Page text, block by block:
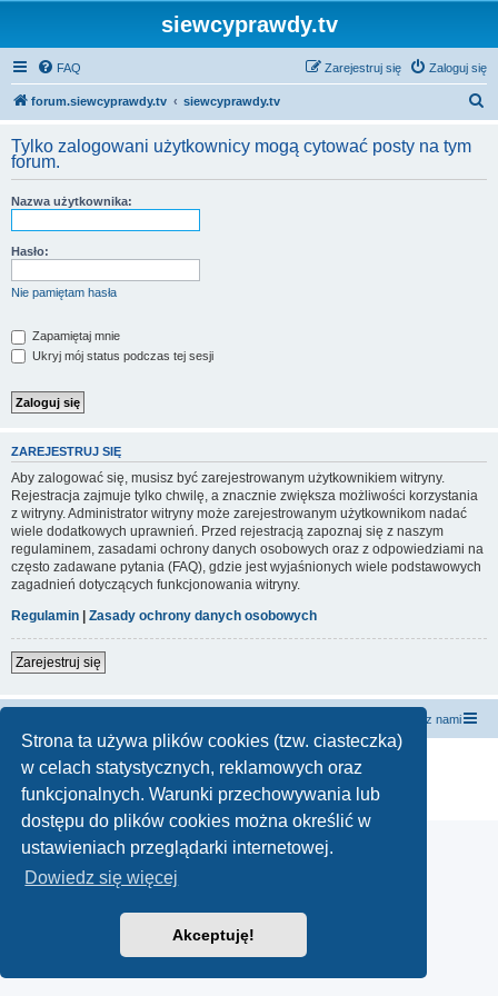
Strona ta używa plików cookies (tzw. ciasteczka)
w celach statystycznych, reklamowych oraz
funkcjonalnych. Warunki przechowywania lub
dostępu do plików cookies można określić w
ustawieniach przeglądarki internetowej.
Dowiedz się więcej
Akceptuję!
siewcyprawdy.tv
FAQ Zaloguj się
Zarejestruj się
forum.siewcyprawdy.tv siewcyprawdy.tv
k
Tylko zalogowani użytkownicy mogą cytować posty na tym
forum.
Nazwa użytkownika:
Hasło:
Nie pamiętam hasła
Zapamiętaj mnie
Ukryj mój status podczas tej sesji
ZAREJESTRUJ SIĘ
Aby zalogować się, musisz być zarejestrowanym użytkownikiem witryny.
Rejestracja zajmuje tylko chwilę, a znacznie zwiększa możliwości korzystania
z witryny. Administrator witryny może zarejestrowanym użytkownikom nadać
wiele dodatkowych uprawnień. Przed rejestracją zapoznaj się z naszym
regulaminem, zasadami ochrony danych osobowych oraz z odpowiedziami na
często zadawane pytania (FAQ), gdzie jest wyjaśnionych wiele podstawowych
zagadnień dotyczących funkcjonowania witryny.
Regulamin | Zasady ochrony danych osobowych
Zarejestruj się
Kontakt z nami
Technologię dostarcza phpBB ® Forum Software © phpBB Limited
Polski pakiet językowy dostarcza
Zasady ochrony danych osobowych|Regulamin